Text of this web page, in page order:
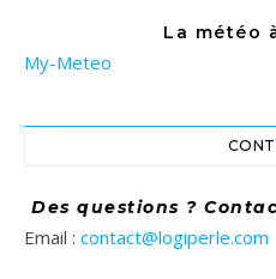
La météo
My-Meteo
Des questions ?
Email : contact@logiperle.com